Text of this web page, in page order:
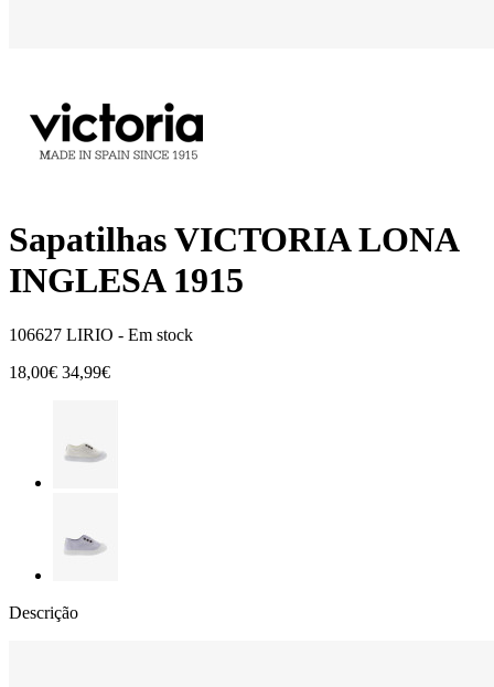
Sapatilhas VICTORIA LONA
INGLESA 1915
106627 LIRIO - Em stock
18,00€ 34,99€
Descrição